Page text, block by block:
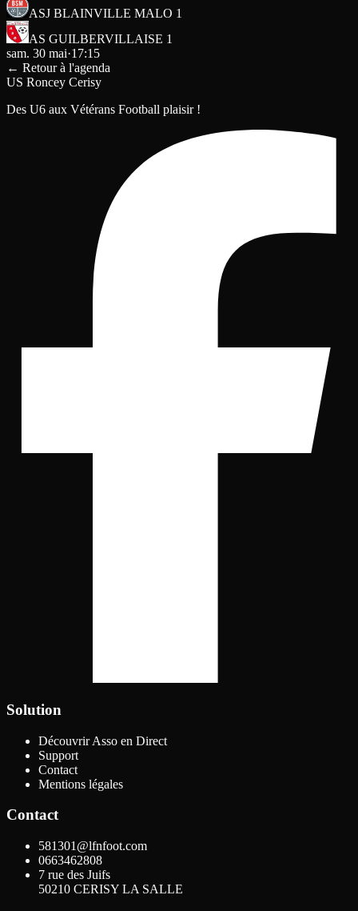
ASJ BLAINVILLE MALO 1
AS GUILBERVILLAISE 1
sam. 30 mai·17:15
← Retour à l'agenda
US Roncey Cerisy
Des U6 aux Vétérans Football plaisir !
Solution
Découvrir Asso en Direct
Support
Contact
Mentions légales
Contact
581301@lfnfoot.com
0663462808
7 rue des Juifs
50210 CERISY LA SALLE